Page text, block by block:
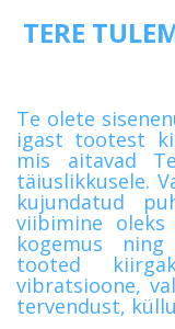
TERE
Te olete
igast tootest
mis aitavad
täiuslikkusele.
kujundatud
viibimine
kogemus
tooted
vibratsioone,
tervendust,